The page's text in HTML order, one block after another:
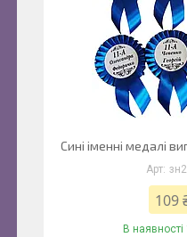
Сині іменні медалі
109
В